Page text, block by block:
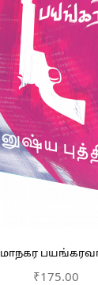
மாநகர
₹175.00